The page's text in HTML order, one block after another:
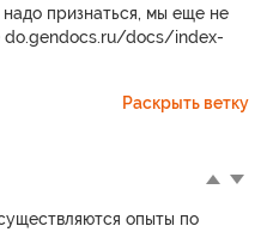
признаться, мы еще не
do.gendocs.ru/docs/index-
Раскрыть ветку
опыты по